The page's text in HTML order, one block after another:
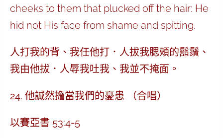
cheeks to them that plucked off the hair: He
hid not His face from shame and spitting.
人打我的背、我任他打．人拔我腮頰的鬍鬚、
我由他拔．人辱我吐我、我並不掩面。
24. 他誠然擔當我們的憂患 （合唱）
以賽亞書 53:4-5